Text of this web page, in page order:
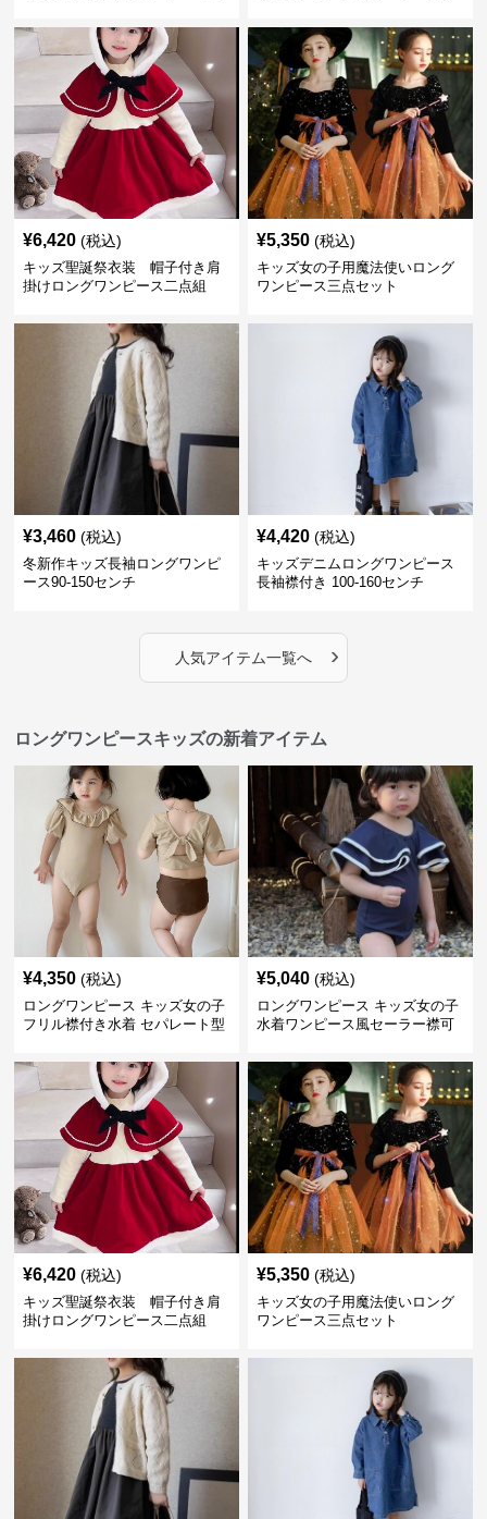
¥6,420 (税込)
キッズ聖誕祭衣装 帽子付き肩
掛けロングワンピース二点組
¥5,350 (税込)
キッズ女の子用魔法使いロング
ワンピース三点セット
¥3,460 (税込)
冬新作キッズ長袖ロングワンピ
ース90-150センチ
¥4,420 (税込)
キッズデニムロングワンピース
長袖襟付き 100-160センチ
人気アイテム一覧へ ›
ロングワンピースキッズの新着アイテム
¥4,350 (税込)
ロングワンピース キッズ女の子
フリル襟付き水着 セパレート型
¥5,040 (税込)
ロングワンピース キッズ女の子
水着ワンピース風セーラー襟可
¥6,420 (税込)
キッズ聖誕祭衣装 帽子付き肩
掛けロングワンピース二点組
¥5,350 (税込)
キッズ女の子用魔法使いロング
ワンピース三点セット